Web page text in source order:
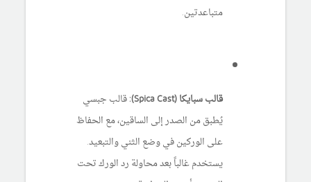
متباعدتين.
قالب سبايكا (Spica Cast):
قالب جبسي
يُطبق من الصدر إلى الساقين، مع الحفاظ
على الوركين في وضع الثني والتبعيد.
يستخدم غالباً بعد محاولة رد الورك تحت